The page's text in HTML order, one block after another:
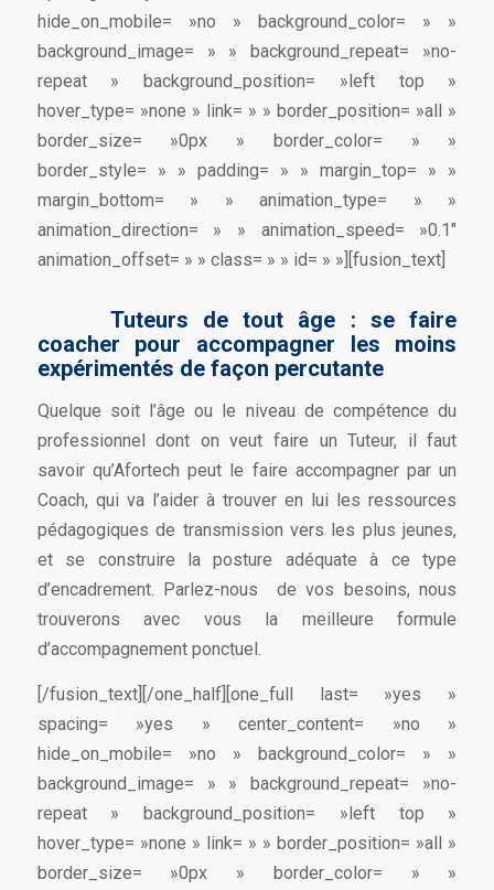
hide_on_mobile= »no » background_color= » »
background_image= » » background_repeat= »no-
repeat » background_position= »left top »
hover_type= »none » link= » » border_position= »all »
border_size= »0px » border_color= » »
border_style= » » padding= » » margin_top= » »
margin_bottom= » » animation_type= » »
animation_direction= » » animation_speed= »0.1″
animation_offset= » » class= » » id= » »][fusion_text]
Tuteurs de tout âge : se faire
coacher pour accompagner les moins
expérimentés de façon percutante
Quelque soit l’âge ou le niveau de compétence du
professionnel dont on veut faire un Tuteur, il faut
savoir qu’Afortech peut le faire accompagner par un
Coach, qui va l’aider à trouver en lui les ressources
pédagogiques de transmission vers les plus jeunes,
et se construire la posture adéquate à ce type
d’encadrement. Parlez-nous de vos besoins, nous
trouverons avec vous la meilleure formule
d’accompagnement ponctuel.
[/fusion_text][/one_half][one_full last= »yes »
spacing= »yes » center_content= »no »
hide_on_mobile= »no » background_color= » »
background_image= » » background_repeat= »no-
repeat » background_position= »left top »
hover_type= »none » link= » » border_position= »all »
border_size= »0px » border_color= » »